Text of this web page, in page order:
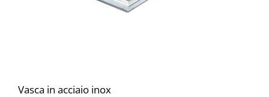
Vasca in acciaio inox